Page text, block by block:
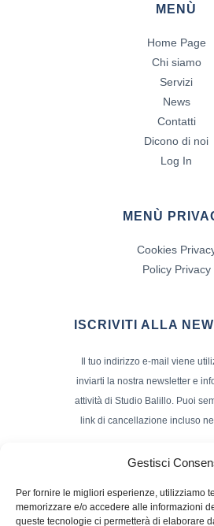
Gestisci
Per fornire le migliori esperienze, utilizziamo
memorizzare e/o accedere alle informazioni
queste tecnologie ci permetterà di elaborare
MENÙ
Home Page
Chi siamo
Servizi
News
Contatti
Dicono di noi
Log In
MENÙ
Cookies
Policy Privacy
ISCRIVITI ALLA
Il tuo indirizzo e-mail viene
inviarti la nostra newsletter e
attività di Studio Balillo. Puoi
link di cancellazione incluso
Nome e